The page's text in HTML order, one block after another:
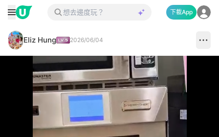
下載App
Eliz Hung 2026/06/04